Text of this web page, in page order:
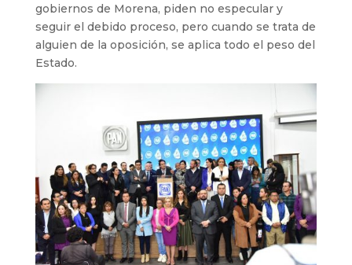
gobiernos de Morena, piden no especular y
seguir el debido proceso, pero cuando se trata de
alguien de la oposición, se aplica todo el peso del
Estado.